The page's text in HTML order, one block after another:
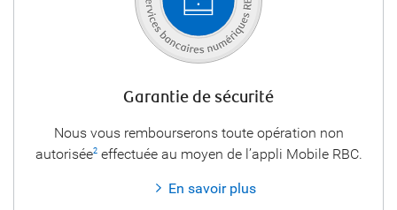
Garantie de sécurité
Nous vous rembourserons toute opération non
autorisée2effectuée au moyen de l’appli Mobile RBC.
En savoir plus